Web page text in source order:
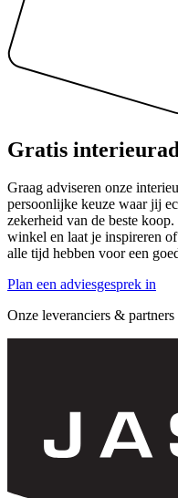
Gratis
Graag adviseren onze
persoonlijke keuze waar jij
zekerheid van de beste
winkel en laat je inspireren
alle tijd hebben voor een
Plan een adviesgesprek in
Onze leveranciers & partners